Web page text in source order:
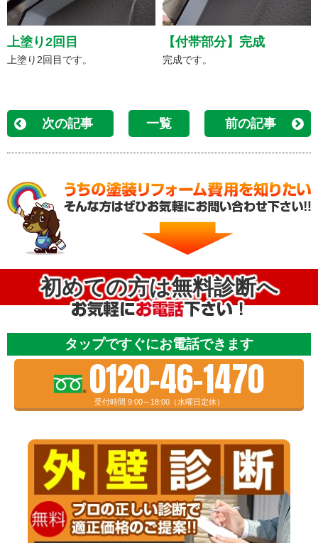
上塗り2回目
上塗り2回目です。
【付帯部分】完成
完成です。
次の記事 一覧 前の記事
初めての方は無料診断へ
タップですぐにお電話できます
0120-46-1470
受付時間 9:00～18:00（水曜日定休）